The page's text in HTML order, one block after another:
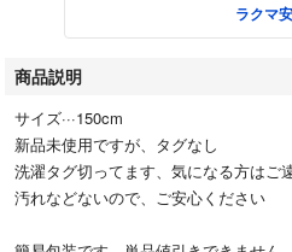
ラクマ
商品説明
サイズ···150cm
新品未使用ですが、タグなし
洗濯タグ切ってます、気になる方はご
汚れなどないので、ご安心ください